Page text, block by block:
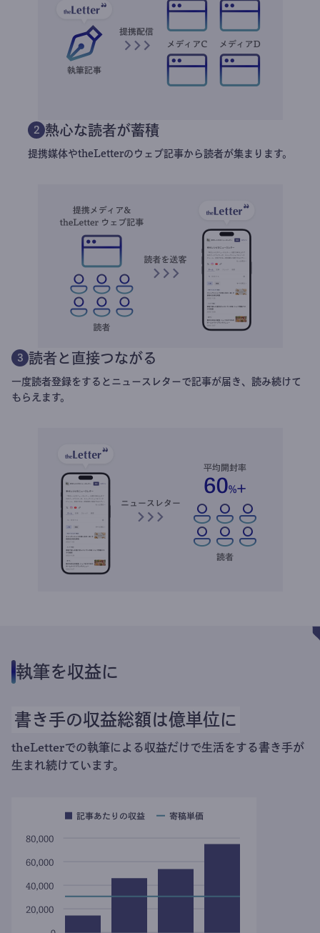
2 熱心な読者が蓄積
提携媒体やtheLetterのウェブ記事から読者が集まります。
3 読者と直接つながる
一度読者登録をするとニュースレターで記事が届き、読み続けて
もらえます。
執筆を収益に
書き手の収益総額は億単位に
theLetterでの執筆による収益だけで生活をする書き手が
生まれ続けています。